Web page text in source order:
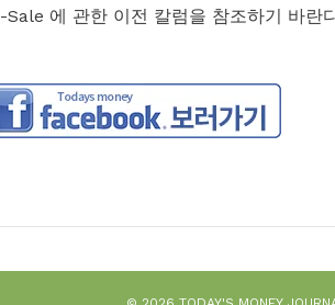
에 관한 이전 칼럼을 참조하기 바란